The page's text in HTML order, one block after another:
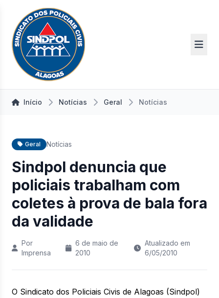
Início Notícias Geral Notícias
Geral Notícias
Sindpol denuncia que
policiais trabalham com
coletes à prova de bala fora
da validade
Por
Imprensa
6 de maio de
2010
Atualizado em
6/05/2010
O Sindicato dos Policiais Civis de Alagoas (Sindpol)